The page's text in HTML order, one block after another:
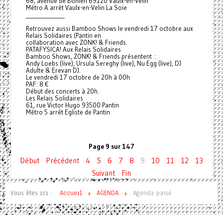
Métro A arrêt Vaulx-en-Velin La Soie
Retrouvez aussi Bamboo Shows le vendredi 17 octobre aux
Relais Solidaires (Pantin en
collaboration avec ZONK! & Friends.
PATAFYSICA! Aux Relais Solidaires
Bamboo Shows, ZONK! & Friends présentent :
Andy Loebs (live), Ursula Sereghy (live), Nu Egg (live), DJ
Adulte & Erevan DJ.
Le vendredi 17 octobre de 20h à 00h
PAF: 8 €
Début des concerts à 20h.
Les Relais Solidaires
61, rue Victor Hugo 93500 Pantin
Métro 5 arrêt Egliste de Pantin
Page 9 sur 147
Début Précédent 4 5 6 7 8 9 10 11 12
13
Suivant
Fin
Vous êtes ici : Accueil AGENDA Agenda passé